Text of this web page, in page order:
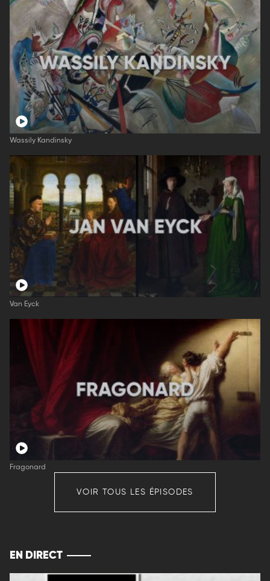
Wassily Kandinsky
Van Eyck
Fragonard
VOIR TOUS LES ÉPISODES
EN DIRECT